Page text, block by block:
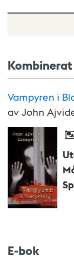
Vampyren i
avJohn
E-bok